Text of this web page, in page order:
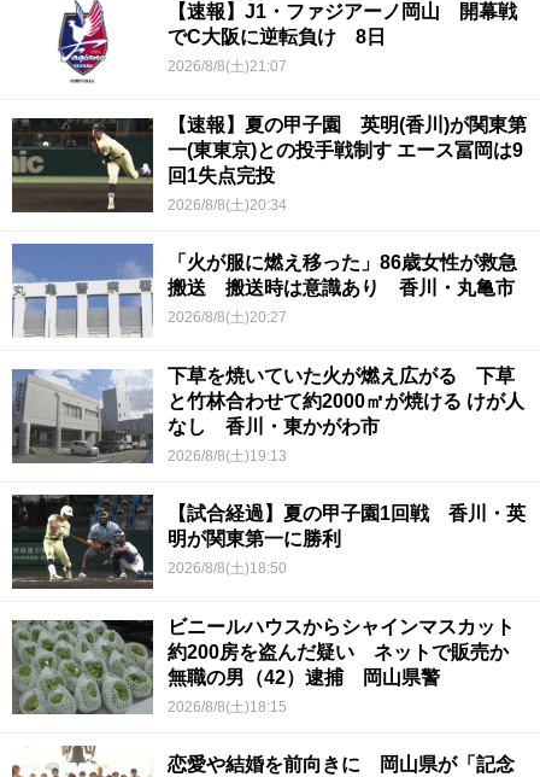
【速報】J1・ファジアーノ岡山 開幕戦
でC大阪に逆転負け 8日
2026/8/8(土)21:07
【速報】夏の甲子園 英明(香川)が関東第
一(東東京)との投手戦制す エース冨岡は9
回1失点完投
2026/8/8(土)20:34
「火が服に燃え移った」86歳女性が救急
搬送 搬送時は意識あり 香川・丸亀市
2026/8/8(土)20:27
下草を焼いていた火が燃え広がる 下草
と竹林合わせて約2000㎡が焼ける けが人
なし 香川・東かがわ市
2026/8/8(土)19:13
【試合経過】夏の甲子園1回戦 香川・英
明が関東第一に勝利
2026/8/8(土)18:50
ビニールハウスからシャインマスカット
約200房を盗んだ疑い ネットで販売か
無職の男（42）逮捕 岡山県警
2026/8/8(土)18:15
恋愛や結婚を前向きに 岡山県が「記念